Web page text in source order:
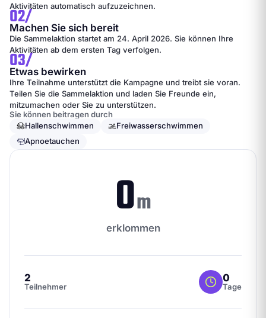
Aktivitäten automatisch aufzuzeichnen.
02/
Machen Sie sich bereit
Die Sammelaktion startet am 24. April 2026. Sie können Ihre
Aktivitäten ab dem ersten Tag verfolgen.
03/
Etwas bewirken
Ihre Teilnahme unterstützt die Kampagne und treibt sie voran.
Teilen Sie die Sammelaktion und laden Sie Freunde ein,
mitzumachen oder Sie zu unterstützen.
Sie können beitragen durch
Hallenschwimmen
Freiwasserschwimmen
Apnoetauchen
0m
erklommen
2
Teilnehmer
0
Tage